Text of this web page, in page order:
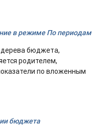
в режиме По периодам
бюджета,
родителем,
по вложенным
бюджета